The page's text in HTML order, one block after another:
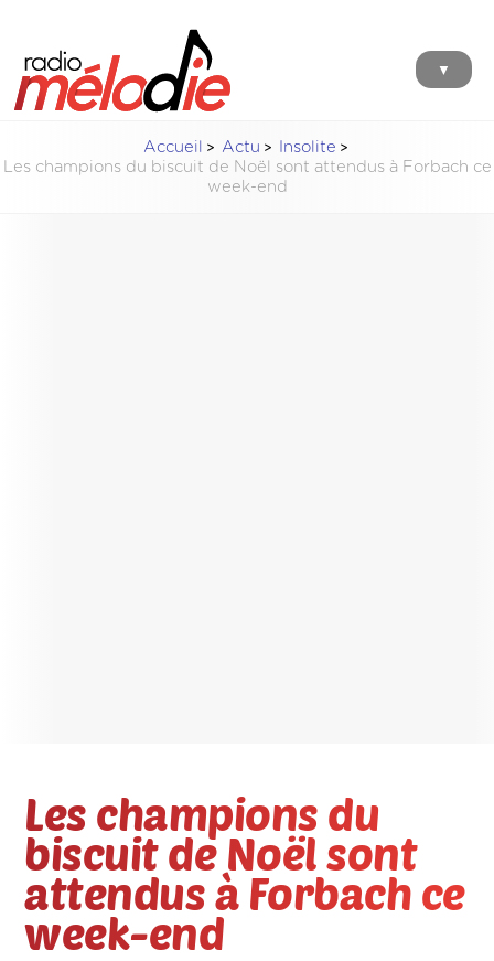
▼
Accueil Actu
Insolite
Les champions du biscuit de Noël sont attendus à Forbach ce
week-end
Les champions du
biscuit de Noël sont
attendus à Forbach ce
week-end